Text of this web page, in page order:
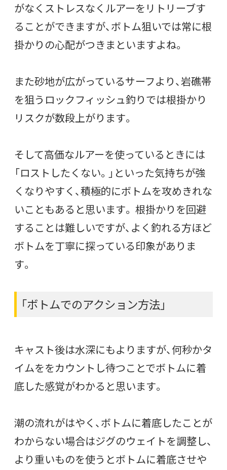
がなくストレスなくルアーをリトリーブす
ることができますが、ボトム狙いでは常に根
掛かりの心配がつきまといますよね。
また砂地が広がっているサーフより、岩礁帯
を狙うロックフィッシュ釣りでは根掛かり
リスクが数段上がります。
そして高価なルアーを使っているときには
「ロストしたくない。」といった気持ちが強
くなりやすく、積極的にボトムを攻めきれな
いこともあると思います。 根掛かりを回避
することは難しいですが、よく釣れる方ほど
ボトムを丁寧に探っている印象がありま
す。
「ボトムでのアクション方法」
キャスト後は水深にもよりますが、何秒かタ
イムををカウントし待つことでボトムに着
底した感覚がわかると思います。
潮の流れがはやく、ボトムに着底したことが
わからない場合はジグのウェイトを調整し、
より重いものを使うとボトムに着底させや